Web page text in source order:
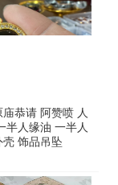
恭请 阿赞喷 人
半人缘油 一半人
饰品吊坠